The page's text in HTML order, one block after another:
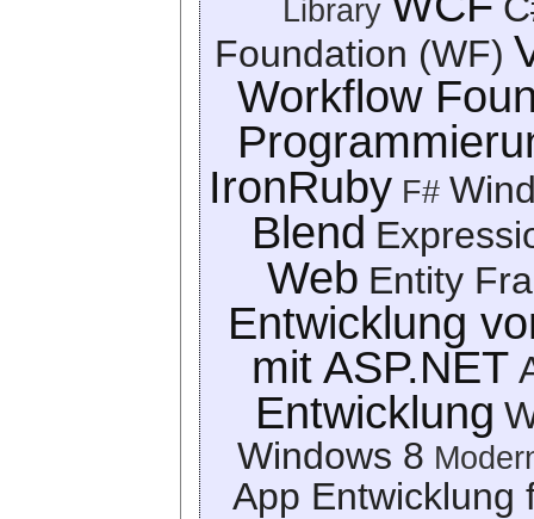
Library
Foundation (WF)
Workflow
IronRuby F#
Blend
Web Entity
Entwicklung
mit ASP.NET
Entwicklung
Windows 8
App Entwicklung